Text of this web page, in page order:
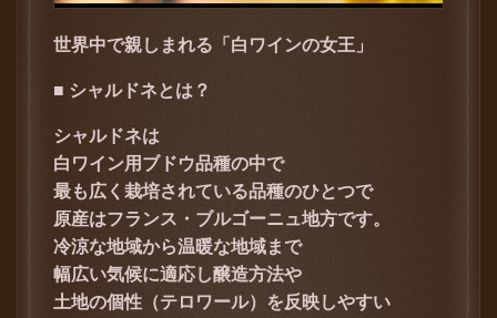
世界中で親しまれる「白ワインの女王」
■ シャルドネとは？
シャルドネは
白ワイン用ブドウ品種の中で
最も広く栽培されている品種のひとつで
原産はフランス・ブルゴーニュ地方です。
冷涼な地域から温暖な地域まで
幅広い気候に適応し醸造方法や
土地の個性（テロワール）を反映しやすい